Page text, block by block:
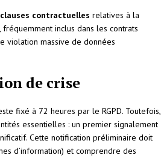
clauses contractuelles relatives à la
inclus dans les contrats
violation massive de données
de crise
fixé à 72 heures par le RGPD. Toutefois,
essentielles : un premier signalement
Cette notification préliminaire doit
d’information) et comprendre des